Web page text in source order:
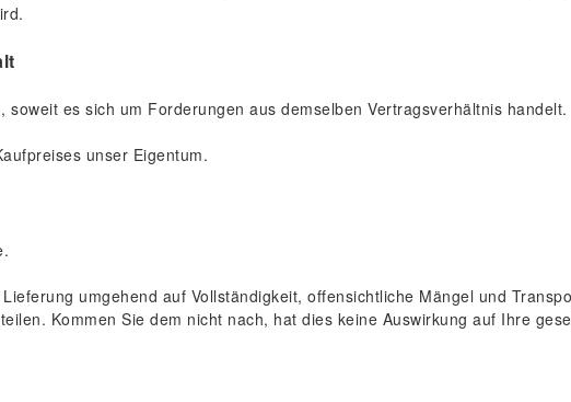
es sich um Forderungen aus demselben Vertragsverhältnis handelt.
unser Eigentum.
umgehend auf Vollständigkeit, offensichtliche Mängel und
Kommen Sie dem nicht nach, hat dies keine Auswirkung auf Ihre